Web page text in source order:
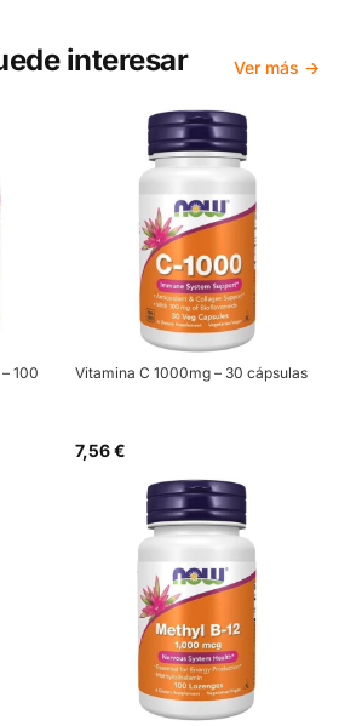
interesar Ver más →
100
Vitamina C 1000mg – 30 cápsulas
7,56 €